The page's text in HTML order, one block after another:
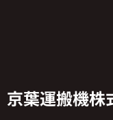
京葉運搬機株